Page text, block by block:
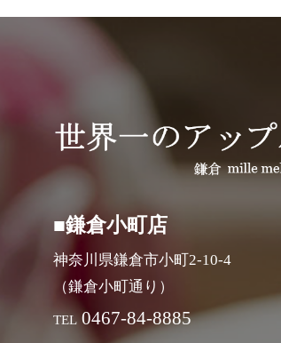
■鎌倉小町店
神奈川県鎌倉市小町2-10-4
（鎌倉小町通り）
TEL 0467-84-8885